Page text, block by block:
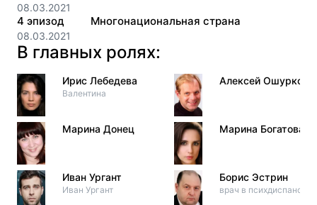
08.03.2021
4 эпизод
08.03.2021
Многонациональная страна
В главных ролях:
Ирис Лебедева
Валентина
Марина Донец
Иван Ургант
Иван Ургант
Алексей Ошурков
Марина Богатова
Борис Эстрин
врач в психдиспансере